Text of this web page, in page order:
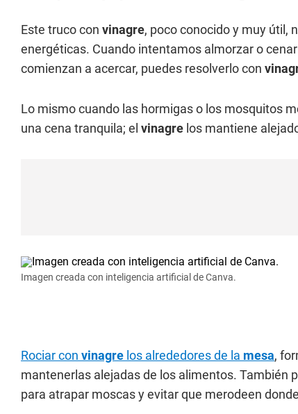
Este truco con vinagre, poco conocido y muy útil,
energéticas. Cuando intentamos almorzar o
comienzan a acercar, puedes resolverlo con
Lo mismo cuando las hormigas o los mosquitos
una cena tranquila; el vinagre los mantiene
Imagen creada con inteligencia artificial de Canva.
Rociar con vinagre los alrededores de la mesa,
mantenerlas alejadas de los alimentos. También
para atrapar moscas y evitar que merodeen